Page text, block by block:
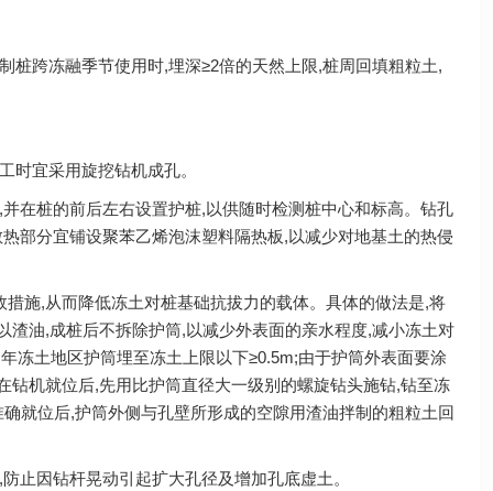
跨冻融季节使用时,埋深≥2倍的天然上限,桩周回填粗粒土,
宜采用旋挖钻机成孔。
桩的前后左右设置护桩,以供随时检测桩中心和标高。钻孔
部分宜铺设聚苯乙烯泡沫塑料隔热板,以减少对地基土的热侵
施,从而降低冻土对桩基础抗拔力的载体。具体的做法是,将
油,成桩后不拆除护筒,以减少外表面的亲水程度,减小冻土对
冻土地区护筒埋至冻土上限以下≥0.5m;由于护筒外表面要涂
机就位后,先用比护筒直径大一级别的螺旋钻头施钻,钻至冻
就位后,护筒外侧与孔壁所形成的空隙用渣油拌制的粗粒土回
因钻杆晃动引起扩大孔径及增加孔底虚土。